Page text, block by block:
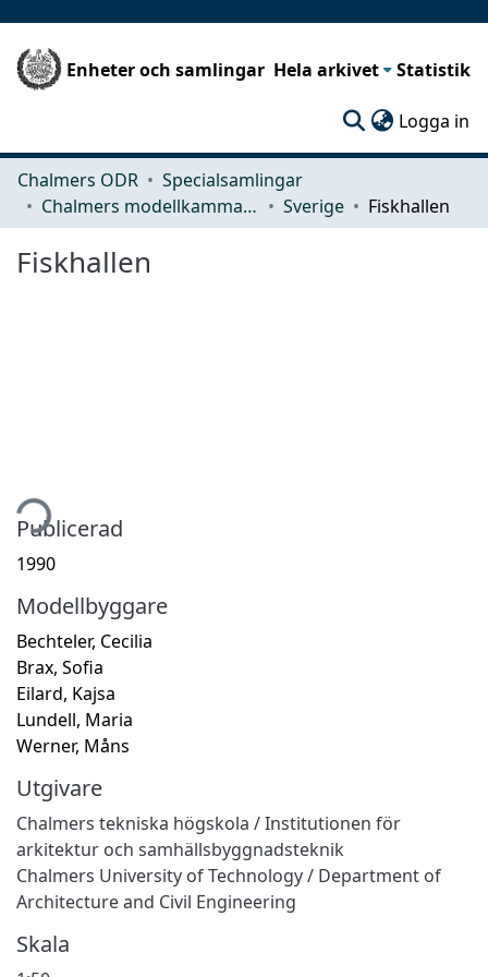
Enheter och samlingar Hela arkivet Statistik
Logga in
Chalmers ODR
Specialsamlingar
Chalmers modellkammare
Sverige Fiskhallen
Fiskhallen
Publicerad
1990
Modellbyggare
Bechteler, Cecilia
Brax, Sofia
Eilard, Kajsa
Lundell, Maria
Werner, Måns
Utgivare
Chalmers tekniska högskola / Institutionen för
arkitektur och samhällsbyggnadsteknik
Chalmers University of Technology / Department of
Architecture and Civil Engineering
Skala